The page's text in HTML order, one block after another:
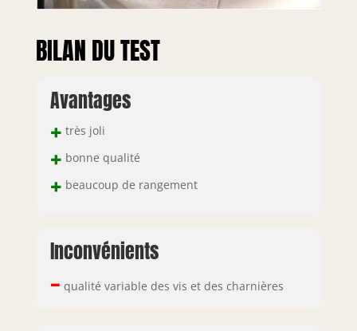
BILAN DU TEST
Avantages
+ très joli
+ bonne qualité
+ beaucoup de rangement
Inconvénients
– qualité variable des vis et des charnières